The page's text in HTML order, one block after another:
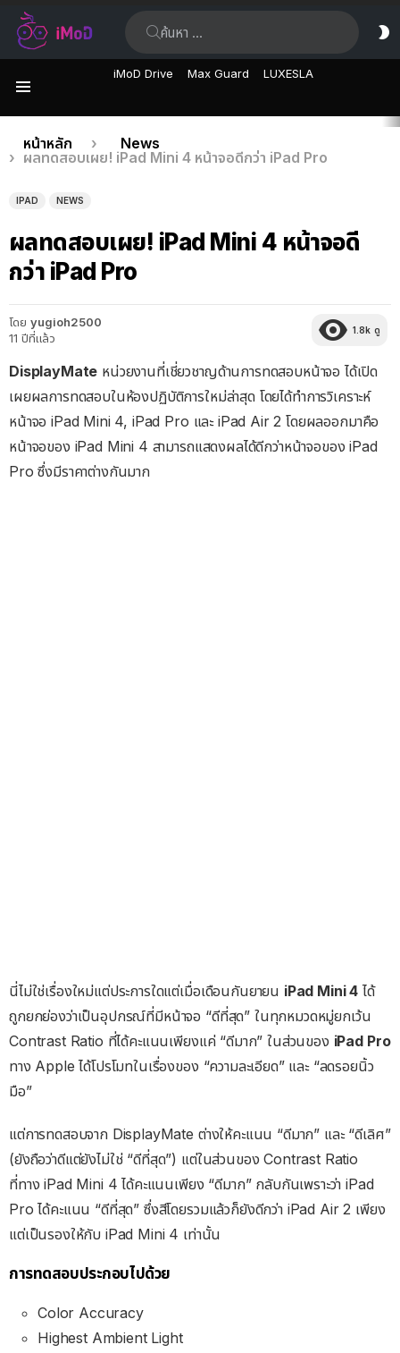
iMoD Drive Max Guard LUXESLA
เรื่อง
ล่าสุด
คุณอยู่ที่นี่:
หน้าหลัก
News
ผลทดสอบเผย! iPad Mini 4 หน้าจอดีกว่า iPad Pro
IPAD NEWS
ผลทดสอบเผย! iPad Mini 4 หน้าจอดี
กว่า iPad Pro
โดย yugioh2500
11 ปีที่แล้ว
1.8k ดู
DisplayMate หน่วยงานที่เชี่ยวชาญด้านการทดสอบหน้าจอ ได้เปิด
เผยผลการทดสอบในห้องปฏิบัติการใหม่ล่าสุด โดยได้ทำการวิเคราะห์
หน้าจอ iPad Mini 4, iPad Pro และ iPad Air 2 โดยผลออกมาคือ
หน้าจอของ iPad Mini 4 สามารถแสดงผลได้ดีกว่าหน้าจอของ iPad
Pro ซึ่งมีราคาต่างกันมาก
นี่ไม่ใช่เรื่องใหม่แต่ประการใดแต่เมื่อเดือนกันยายน iPad Mini 4 ได้
ถูกยกย่องว่าเป็นอุปกรณ์ที่มีหน้าจอ “ดีที่สุด” ในทุกหมวดหมู่ยกเว้น
Contrast Ratio ที่ได้คะแนนเพียงแค่ “ดีมาก” ในส่วนของ iPad Pro
ทาง Apple ได้โปรโมทในเรื่องของ “ความละเอียด” และ “ลดรอยนิ้ว
มือ”
แต่การทดสอบจาก DisplayMate ต่างให้คะแนน “ดีมาก” และ “ดีเลิศ”
(ยังถือว่าดีแต่ยังไม่ใช่ “ดีที่สุด”) แต่ในส่วนของ Contrast Ratio
ที่ทาง iPad Mini 4 ได้คะแนนเพียง “ดีมาก” กลับกันเพราะว่า iPad
Pro ได้คะแนน “ดีที่สุด” ซึ่งสีโดยรวมแล้วก็ยังดีกว่า iPad Air 2 เพียง
แต่เป็นรองให้กับ iPad Mini 4 เท่านั้น
การทดสอบประกอบไปด้วย
Color Accuracy
Highest Ambient Light